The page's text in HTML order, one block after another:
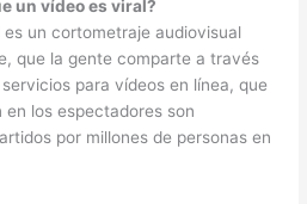
un vídeo es viral?
un cortometraje audiovisual
que la gente comparte a través
para vídeos en línea, que
los espectadores son
por millones de personas en